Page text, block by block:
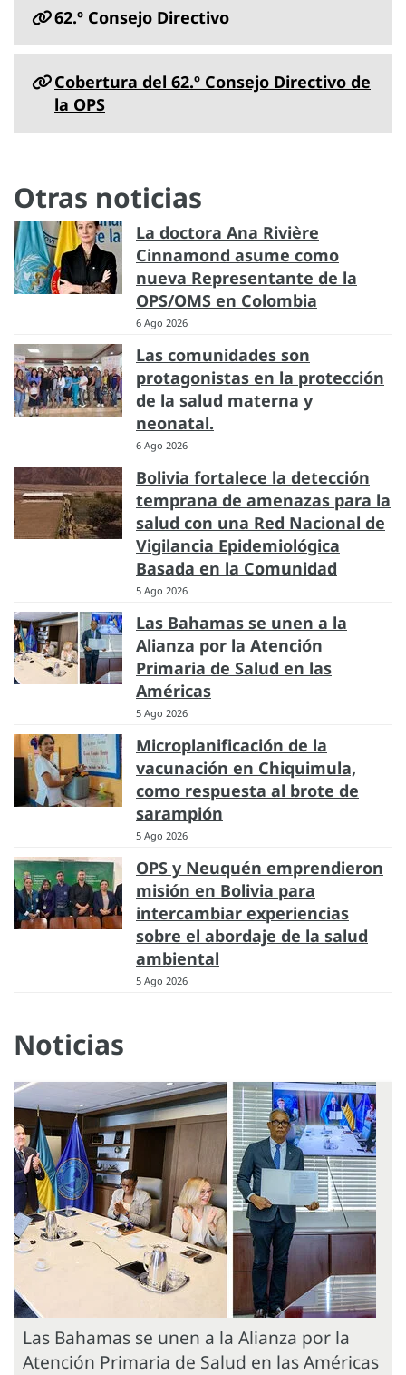
62.º Consejo Directivo
Cobertura del 62.º Consejo Directivo de
la OPS
Otras noticias
La doctora Ana Rivière
Cinnamond asume como
nueva Representante de la
OPS/OMS en Colombia
6 Ago 2026
Las comunidades son
protagonistas en la protección
de la salud materna y
neonatal.
6 Ago 2026
Bolivia fortalece la detección
temprana de amenazas para la
salud con una Red Nacional de
Vigilancia Epidemiológica
Basada en la Comunidad
5 Ago 2026
Las Bahamas se unen a la
Alianza por la Atención
Primaria de Salud en las
Américas
5 Ago 2026
Microplanificación de la
vacunación en Chiquimula,
como respuesta al brote de
sarampión
5 Ago 2026
OPS y Neuquén emprendieron
misión en Bolivia para
intercambiar experiencias
sobre el abordaje de la salud
ambiental
5 Ago 2026
Noticias
Las Bahamas se unen a la Alianza por la
Atención Primaria de Salud en las Américas